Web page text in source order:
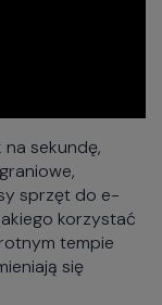
sekundę,
sprzęt do e-
korzystać
tempie
się